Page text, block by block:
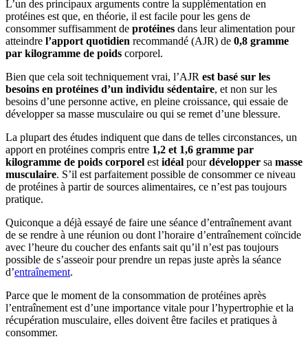
L’un des principaux arguments contre la supplémentation en
protéines est que, en théorie, il est facile pour les gens de
consommer suffisamment de protéines dans leur alimentation pour
atteindre l’apport quotidien recommandé (AJR) de 0,8 gramme
par kilogramme de poids corporel.
Bien que cela soit techniquement vrai, l’AJR est basé sur les
besoins en protéines d’un individu sédentaire, et non sur les
besoins d’une personne active, en pleine croissance, qui essaie de
développer sa masse musculaire ou qui se remet d’une blessure.
La plupart des études indiquent que dans de telles circonstances, un
apport en protéines compris entre 1,2 et 1,6 gramme par
kilogramme de poids corporel est idéal pourdévelopper sa masse
musculaire. S’il est parfaitement possible de consommer ce niveau
de protéines à partir de sources alimentaires, ce n’est pas toujours
pratique.
Quiconque a déjà essayé de faire une séance d’entraînement avant
de se rendre à une réunion ou dont l’horaire d’entraînement coïncide
avec l’heure du coucher des enfants sait qu’il n’est pas toujours
possible de s’asseoir pour prendre un repas juste après la séance
d’entraînement.
Parce que le moment de la consommation de protéines après
l’entraînement est d’une importance vitale pour l’hypertrophie et la
récupération musculaire, elles doivent être faciles et pratiques à
consommer.